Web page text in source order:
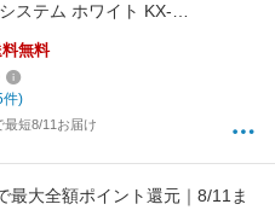
ステム ホワイト KX-
/暗視対応][KXHJB1000W]
無料
件)
最短8/11お届け
最大全額ポイント還元｜8/11ま